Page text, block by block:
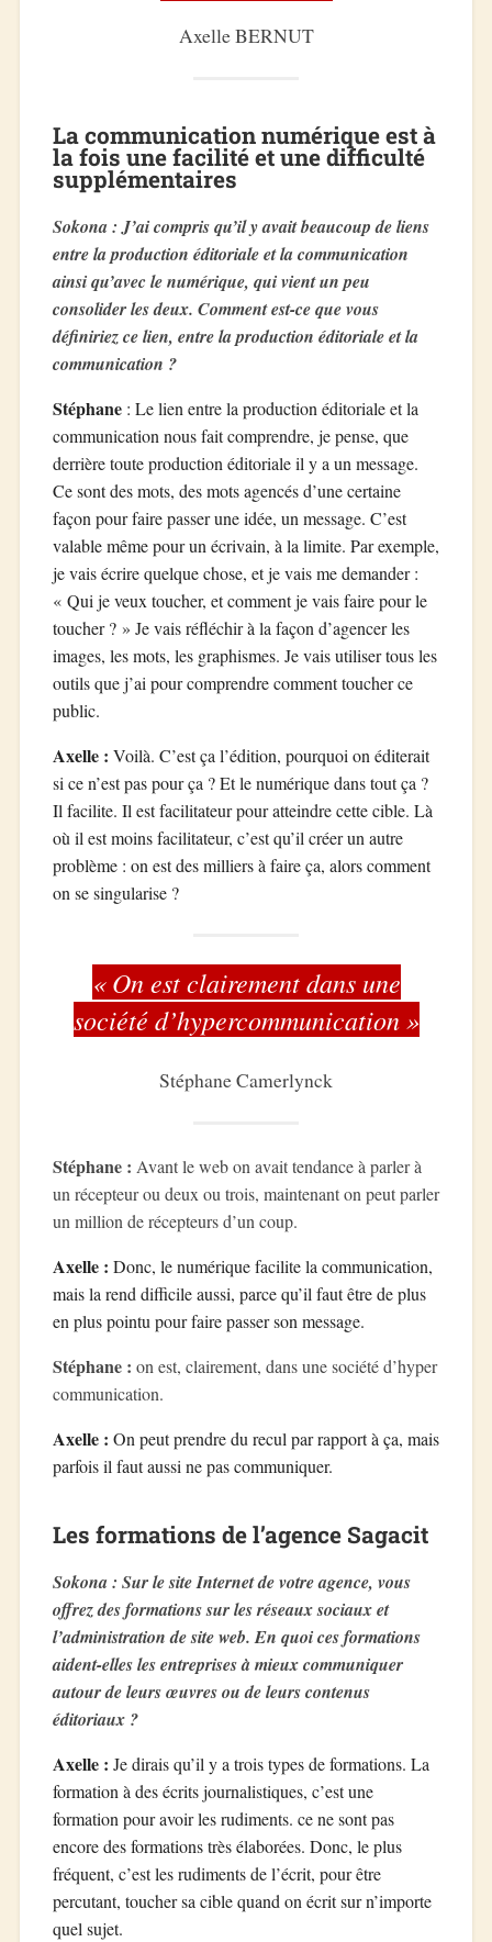
Axelle BERNUT
La communication numérique est à
la fois une facilité et une difficulté
supplémentaires
Sokona : J’ai compris qu’il y avait beaucoup de liens
entre la production éditoriale et la communication
ainsi qu’avec le numérique, qui vient un peu
consolider les deux. Comment est-ce que vous
définiriez ce lien, entre la production éditoriale et la
communication ?
Stéphane : Le lien entre la production éditoriale et la
communication nous fait comprendre, je pense, que
derrière toute production éditoriale il y a un message.
Ce sont des mots, des mots agencés d’une certaine
façon pour faire passer une idée, un message. C’est
valable même pour un écrivain, à la limite. Par exemple,
je vais écrire quelque chose, et je vais me demander :
« Qui je veux toucher, et comment je vais faire pour le
toucher ? » Je vais réfléchir à la façon d’agencer les
images, les mots, les graphismes. Je vais utiliser tous les
outils que j’ai pour comprendre comment toucher ce
public.
Axelle : Voilà. C’est ça l’édition, pourquoi on éditerait
si ce n’est pas pour ça ? Et le numérique dans tout ça ?
Il facilite. Il est facilitateur pour atteindre cette cible. Là
où il est moins facilitateur, c’est qu’il créer un autre
problème : on est des milliers à faire ça, alors comment
on se singularise ?
« On est clairement dans une
société d’hypercommunication »
Stéphane Camerlynck
Stéphane : Avant le web on avait tendance à parler à
un récepteur ou deux ou trois, maintenant on peut parler
un million de récepteurs d’un coup.
Axelle : Donc, le numérique facilite la communication,
mais la rend difficile aussi, parce qu’il faut être de plus
en plus pointu pour faire passer son message.
Stéphane : on est, clairement, dans une société d’hyper
communication.
Axelle : On peut prendre du recul par rapport à ça, mais
parfois il faut aussi ne pas communiquer.
Les formations de l’agence Sagacit
Sokona : Sur le site Internet de votre agence, vous
offrez des formations sur les réseaux sociaux et
l’administration de site web. En quoi ces formations
aident-elles les entreprises à mieux communiquer
autour de leurs œuvres ou de leurs contenus
éditoriaux ?
Axelle : Je dirais qu’il y a trois types de formations. La
formation à des écrits journalistiques, c’est une
formation pour avoir les rudiments. ce ne sont pas
encore des formations très élaborées. Donc, le plus
fréquent, c’est les rudiments de l’écrit, pour être
percutant, toucher sa cible quand on écrit sur n’importe
quel sujet.